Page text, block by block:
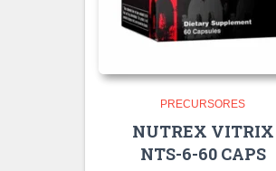
PRECURSORES
NUTREX VITRIX
NTS-6-60 CAPS